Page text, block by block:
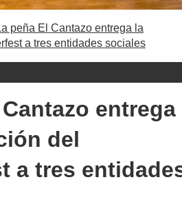
peña El Cantazo entrega la
a tres entidades sociales
entrega
del
a tres